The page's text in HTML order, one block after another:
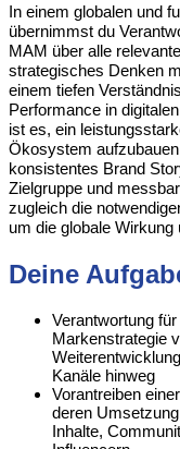
In einem globalen und
übernimmst du
MAM über alle
strategisches Denken
einem tiefen
Performance in
ist es, ein
Ökosystem
konsistentes Brand
Zielgruppe und
zugleich die
um die globale
Deine
Verantwortung
Markenstrategie
Kanäle hinweg
Vorantreiben
deren
Inhalte,